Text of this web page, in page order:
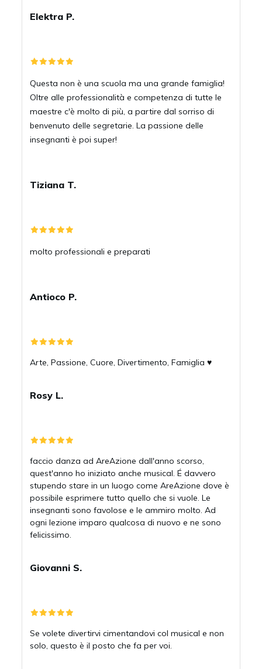
Elektra P.
Questa non è una scuola ma una grande famiglia!
Oltre alle professionalità e competenza di tutte le
maestre c'è molto di più, a partire dal sorriso di
benvenuto delle segretarie. La passione delle
insegnanti è poi super!
Tiziana T.
molto professionali e preparati
Antioco P.
Arte, Passione, Cuore, Divertimento, Famiglia ♥️
Rosy L.
faccio danza ad AreAzione dall'anno scorso,
quest'anno ho iniziato anche musical. É davvero
stupendo stare in un luogo come AreAzione dove è
possibile esprimere tutto quello che si vuole. Le
insegnanti sono favolose e le ammiro molto. Ad
ogni lezione imparo qualcosa di nuovo e ne sono
felicissimo.
Giovanni S.
Se volete divertirvi cimentandovi col musical e non
solo, questo è il posto che fa per voi.